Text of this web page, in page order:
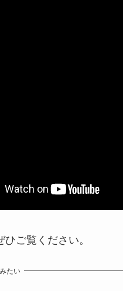
ご覧ください。
たい